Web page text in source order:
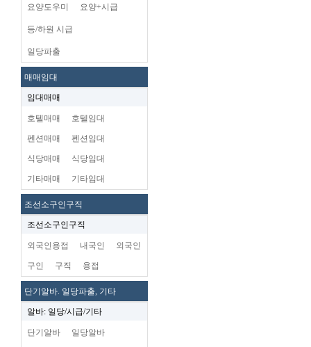
요양도우미 요양+시급
등/하원 시급
일당파출
매매임대
임대매매
호텔매매 호텔임대
펜션매매 펜션임대
식당매매 식당임대
기타매매 기타임대
조선소구인구직
조선소구인구직
외국인용접 내국인 외국인
구인 구직 용접
단기알바. 일당파출, 기타
알바: 일당/시급/기타
단기알바 일당알바